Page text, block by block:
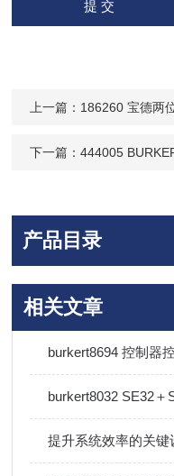
上一篇： 186260 宝德两位
下一篇：444005
产品目录
相关文章
burkert8694 控制器